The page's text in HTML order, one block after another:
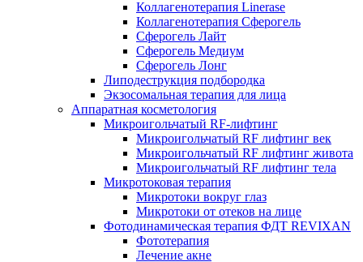
Коллагенотерапия Linerase
Коллагенотерапия Сферогель
Сферогель Лайт
Сферогель Медиум
Сферогель Лонг
Липодеструкция подбородка
Экзосомальная терапия для лица
Аппаратная косметология
Микроигольчатый RF-лифтинг
Микроигольчатый RF лифтинг век
Микроигольчатый RF лифтинг живота
Микроигольчатый RF лифтинг тела
Микротоковая терапия
Микротоки вокруг глаз
Микротоки от отеков на лице
Фотодинамическая терапия ФДТ REVIXAN
Фототерапия
Лечение акне